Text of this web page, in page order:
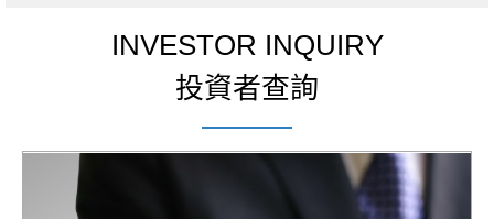
INVESTOR INQUIRY
投資者查詢